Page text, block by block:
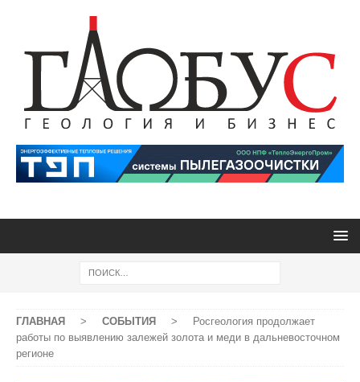
ГЛАВНАЯ > СОБЫТИЯ >
Росгеология продолжает
работы по выявлению залежей золота и меди в дальневосточном
регионе